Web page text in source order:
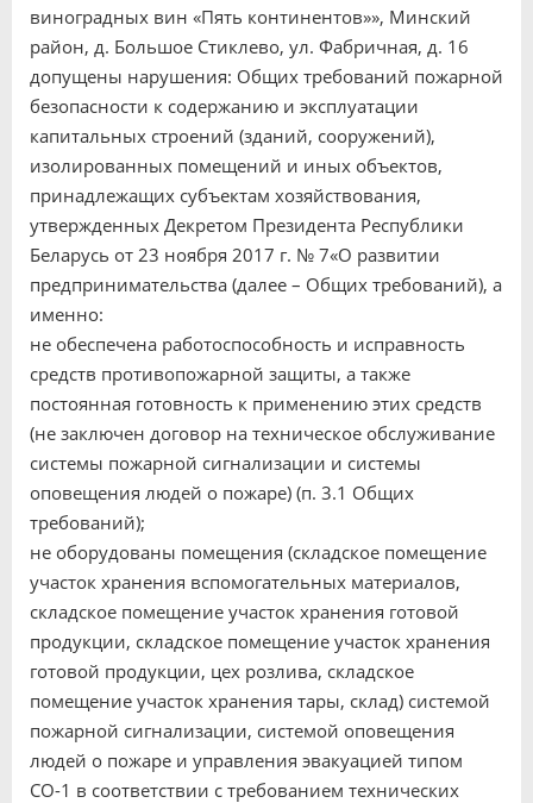
виноградных вин «Пять континентов»», Минский
район, д. Большое Стиклево, ул. Фабричная, д. 16
допущены нарушения: Общих требований пожарной
безопасности к содержанию и эксплуатации
капитальных строений (зданий, сооружений),
изолированных помещений и иных объектов,
принадлежащих субъектам хозяйствования,
утвержденных Декретом Президента Республики
Беларусь от 23 ноября 2017 г. № 7«О развитии
предпринимательства (далее – Общих требований), а
именно:
не обеспечена работоспособность и исправность
средств противопожарной защиты, а также
постоянная готовность к применению этих средств
(не заключен договор на техническое обслуживание
системы пожарной сигнализации и системы
оповещения людей о пожаре) (п. 3.1 Общих
требований);
не оборудованы помещения (складское помещение
участок хранения вспомогательных материалов,
складское помещение участок хранения готовой
продукции, складское помещение участок хранения
готовой продукции, цех розлива, складское
помещение участок хранения тары, склад) системой
пожарной сигнализации, системой оповещения
людей о пожаре и управления эвакуацией типом
СО-1 в соответствии с требованием технических